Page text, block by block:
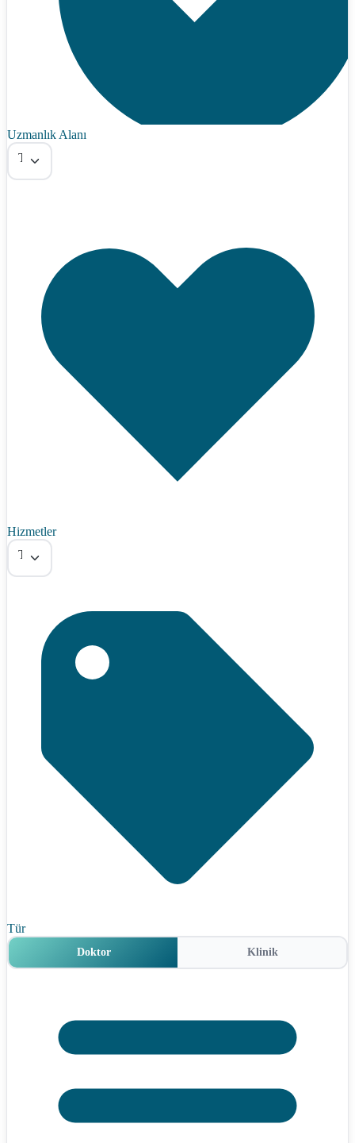
Uzmanlık Alanı
Tümü
Hizmetler
Tümü
Tür
Doktor Klinik